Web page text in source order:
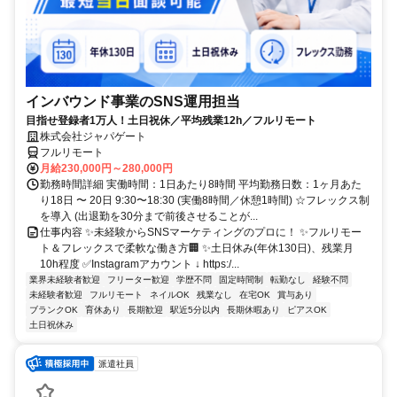
インバウンド事業のSNS運用担当
目指せ登録者1万人！土日祝休／平均残業12h／フルリモート
株式会社ジャパゲート
フルリモート
月給230,000円～280,000円
勤務時間詳細 実働時間：1日あたり8時間 平均勤務日数：1ヶ月あた
り18日 〜 20日 9:30〜18:30 (実働8時間／休憩1時間) ☆フレックス制
を導入 (出退勤を30分まで前後させることが...
仕事内容 ✨未経験からSNSマーケティングのプロに！ ✨フルリモー
ト＆フレックスで柔軟な働き方🏢 ✨土日休み(年休130日)、残業月
10h程度 ✅Instagramアカウント ↓ https:/...
業界未経験者歓迎 フリーター歓迎 学歴不問 固定時間制 転勤なし
経験不問
未経験者歓迎
フルリモート ネイルOK 残業なし 在宅OK
賞与あり
ブランクOK
育休あり 長期歓迎 駅近5分以内 長期休暇あり
ピアスOK
土日祝休み
派遣社員